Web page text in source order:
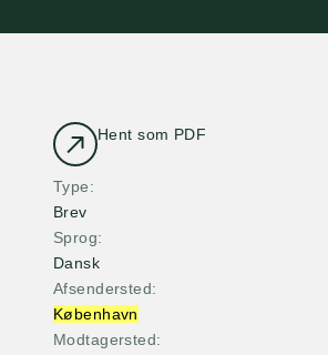
Hent som PDF
Type
Brev
Sprog
Dansk
Afsendersted
København
Modtagersted